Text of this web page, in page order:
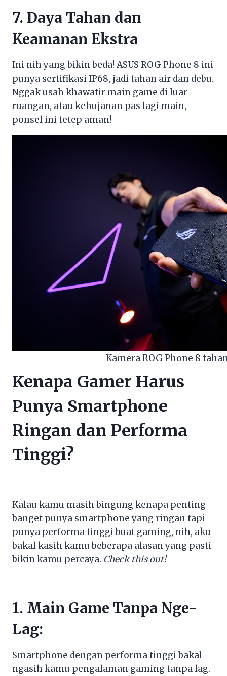
7. Daya Tahan dan
Keamanan Ekstra
Ini nih yang bikin beda! ASUS ROG Phone 8 ini
punya sertifikasi IP68, jadi tahan air dan debu.
Nggak usah khawatir main game di luar
ruangan, atau kehujanan pas lagi main,
ponsel ini tetep aman!
Kamera ROG Phone 8
Kenapa Gamer Harus
Punya Smartphone
Ringan dan Performa
Tinggi?
Kalau kamu masih bingung kenapa penting
banget punya smartphone yang ringan tapi
punya performa tinggi buat gaming, nih, aku
bakal kasih kamu beberapa alasan yang pasti
bikin kamu percaya. Check this out!
1. Main Game Tanpa Nge-
Lag:
Smartphone dengan performa tinggi bakal
ngasih kamu pengalaman gaming tanpa lag.